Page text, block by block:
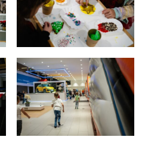
z o.o. ul. Portowa 2 44-100
o.o. ul. B. Chrobrego 25 47-
z o.o. Oddział w
328 40-608
2c 45-960 Opole.
Ochrony Danych -
Obsługi Klienta: 801